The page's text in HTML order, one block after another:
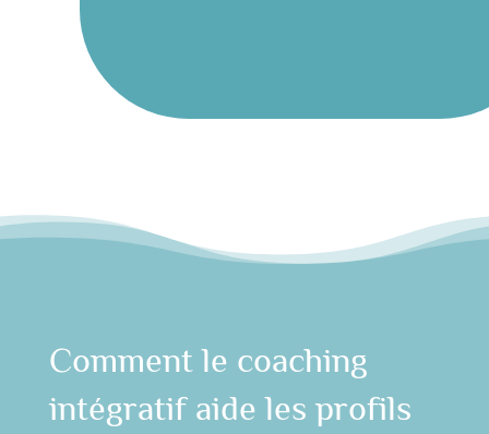
Comment le coaching
intégratif aide les profils